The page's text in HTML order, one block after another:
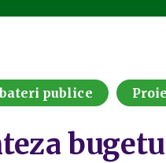
publice